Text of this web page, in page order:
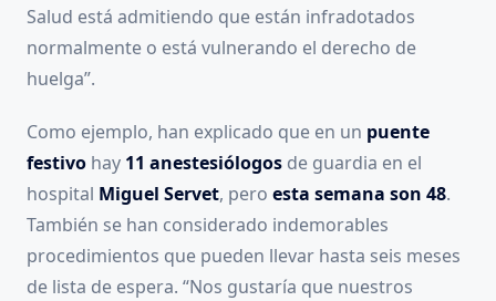
Salud está admitiendo que están infradotados
normalmente o está vulnerando el derecho de
huelga”.
Como ejemplo, han explicado que en un puente
festivo hay 11 anestesiólogos de guardia en el
hospital Miguel Servet, pero esta semana son 48.
También se han considerado indemorables
procedimientos que pueden llevar hasta seis meses
de lista de espera. “Nos gustaría que nuestros